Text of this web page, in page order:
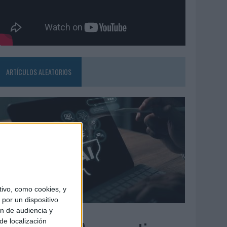
como cookies, y
un dispositivo
de audiencia y
localización
ARTÍCULOS ALEATORIOS
08/2026